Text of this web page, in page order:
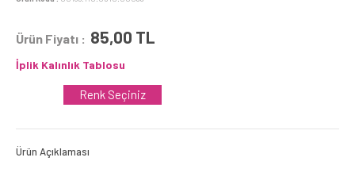
Ürün Fiyatı : 85,00 TL
İplik Kalınlık Tablosu
Renk Seçiniz
Ürün Açıklaması